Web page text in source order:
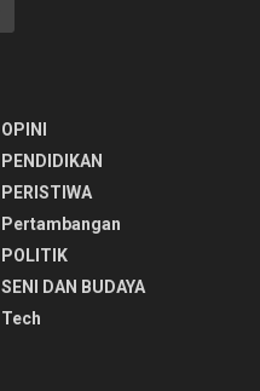
OPINI
PENDIDIKAN
PERISTIWA
Pertambangan
POLITIK
SENI DAN BUDAYA
Tech